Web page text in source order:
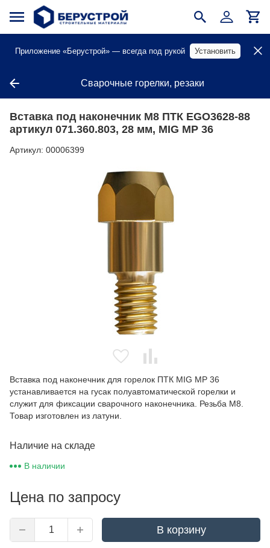
Приложение «Берустрой» — всегда под рукой Установить
Сварочные горелки, резаки
Вставка под наконечник М8 ПТК EGO3628-88
артикул 071.360.803, 28 мм, MIG MP 36
Артикул: 00006399
Вставка под наконечник для горелок ПТК MIG MP 36
устанавливается на гусак полуавтоматической горелки и
служит для фиксации сварочного наконечника. Резьба M8.
Товар изготовлен из латуни.
Наличие на складе
В наличии
Цена по запросу
В корзину